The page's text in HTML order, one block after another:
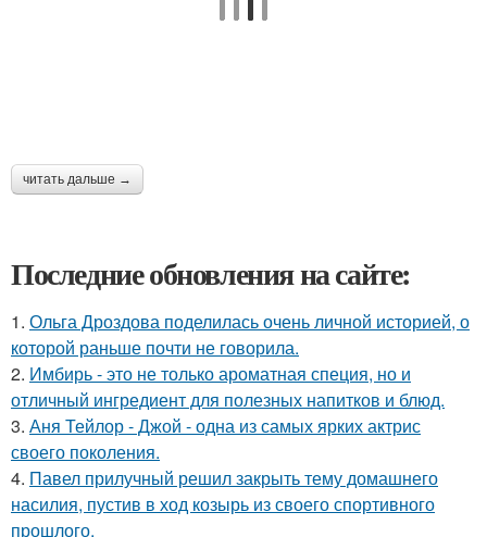
читать дальше →
Последние обновления на сайте:
1. Ольга Дроздова поделилась очень личной историей, о
которой раньше почти не говорила.
2. Имбирь - это не только ароматная специя, но и
отличный ингредиент для полезных напитков и блюд.
3. Аня Тейлор - Джой - одна из самых ярких актрис
своего поколения.
4. Павел прилучный решил закрыть тему домашнего
насилия, пустив в ход козырь из своего спортивного
прошлого.